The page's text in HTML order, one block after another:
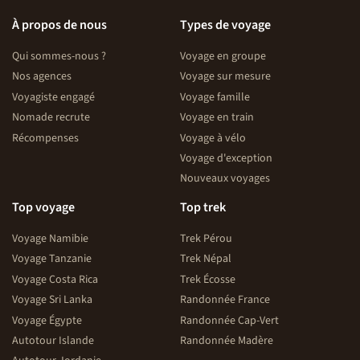
notamment dans les gares de transports ou lors des
Volez en bonne compagnie !
Vous volerez sur des compagnies régulières : Air France,
Iberia, Air Europa.
Nous sélectionnons systématiquement des compagnies
agréées par la direction générale de l’Aviation civile ou
totalement exclues les compagnies aériennes figurant sur
Veillez à nous communiquer impérativement dès
l’inscription les noms et prénoms figurant sur votre
passeport, ainsi que votre date de naissance (et non pas
votre prénom d’usage ou nom d’épouse si votre
passeport ne les mentionnent pas). En cas d’erreur, vous
À propos de nous
Qui sommes-nous ?
Nos agences
Voyagiste engagé
Nomade recrute
Récompenses
Types de voyage
Voyage en groupe
Voyage sur mesure
Voyage famille
Voyage en train
Voyage à vélo
Voyage d'exception
Nouveaux voyages
Top voyage
Voyage Namibie
Voyage Tanzanie
Voyage Costa Rica
Voyage Sri Lanka
Voyage Égypte
Autotour Islande
Top trek
Trek Pérou
Trek Népal
Trek Écosse
Randonnée France
Randonnée Cap-Vert
Randonnée Madère